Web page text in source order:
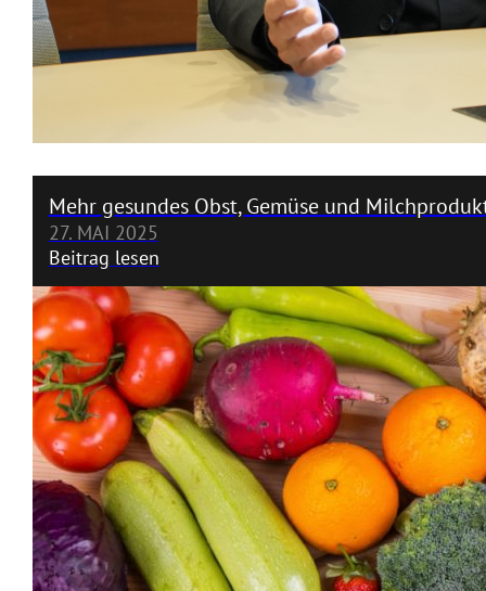
Mehr gesundes Obst, Gemüse und
27. MAI 2025
Beitrag lesen